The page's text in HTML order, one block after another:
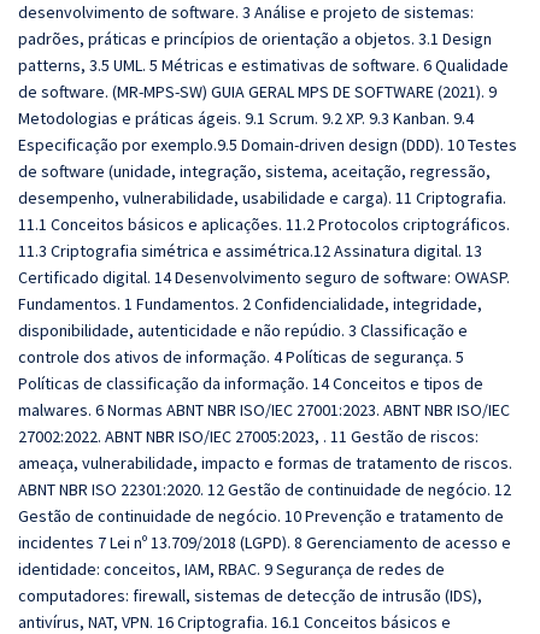
desenvolvimento de software. 3 Análise e projeto de sistemas:
padrões, práticas e princípios de orientação a objetos. 3.1 Design
patterns, 3.5 UML. 5 Métricas e estimativas de software. 6 Qualidade
de software. (MR-MPS-SW) GUIA GERAL MPS DE SOFTWARE (2021). 9
Metodologias e práticas ágeis. 9.1 Scrum. 9.2 XP. 9.3 Kanban. 9.4
Especificação por exemplo.9.5 Domain-driven design (DDD). 10 Testes
de software (unidade, integração, sistema, aceitação, regressão,
desempenho, vulnerabilidade, usabilidade e carga). 11 Criptografia.
11.1 Conceitos básicos e aplicações. 11.2 Protocolos criptográficos.
11.3 Criptografia simétrica e assimétrica.12 Assinatura digital. 13
Certificado digital. 14 Desenvolvimento seguro de software: OWASP.
Fundamentos. 1 Fundamentos. 2 Confidencialidade, integridade,
disponibilidade, autenticidade e não repúdio. 3 Classificação e
controle dos ativos de informação. 4 Políticas de segurança. 5
Políticas de classificação da informação. 14 Conceitos e tipos de
malwares. 6 Normas ABNT NBR ISO/IEC 27001:2023. ABNT NBR ISO/IEC
27002:2022. ABNT NBR ISO/IEC 27005:2023, . 11 Gestão de riscos:
ameaça, vulnerabilidade, impacto e formas de tratamento de riscos.
ABNT NBR ISO 22301:2020. 12 Gestão de continuidade de negócio. 12
Gestão de continuidade de negócio. 10 Prevenção e tratamento de
incidentes 7 Lei nº 13.709/2018 (LGPD). 8 Gerenciamento de acesso e
identidade: conceitos, IAM, RBAC. 9 Segurança de redes de
computadores: firewall, sistemas de detecção de intrusão (IDS),
antivírus, NAT, VPN. 16 Criptografia. 16.1 Conceitos básicos e